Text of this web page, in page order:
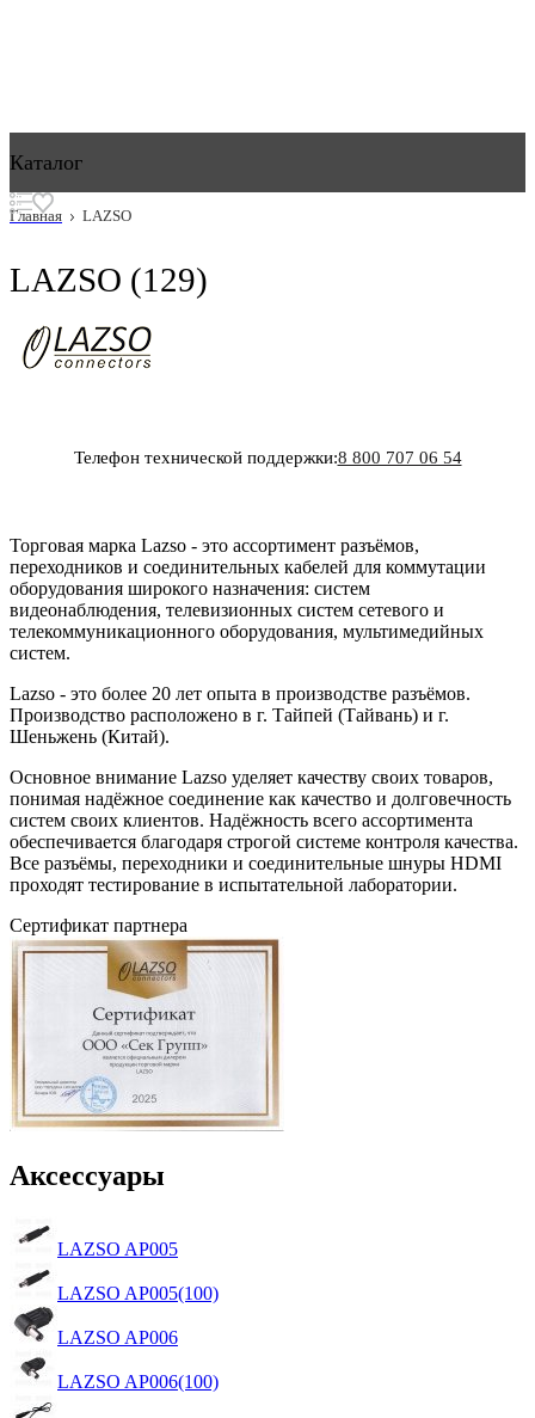
Каталог
Главная LAZSO
LAZSO (129)
Телефон технической поддержки:8 800 707 06 54
Торговая марка Lazso - это ассортимент разъёмов,
переходников и соединительных кабелей для коммутации
оборудования широкого назначения: систем
видеонаблюдения, телевизионных систем сетевого и
телекоммуникационного оборудования, мультимедийных
систем.
Lazso - это более 20 лет опыта в производстве разъёмов.
Производство расположено в г. Тайпей (Тайвань) и г.
Шеньжень (Китай).
Основное внимание Lazso уделяет качеству своих товаров,
понимая надёжное соединение как качество и долговечность
систем своих клиентов. Надёжность всего ассортимента
обеспечивается благодаря строгой системе контроля качества.
Все разъёмы, переходники и соединительные шнуры HDMI
проходят тестирование в испытательной лаборатории.
Сертификат партнера
Аксессуары
LAZSO AP005
LAZSO AP005(100)
LAZSO AP006
LAZSO AP006(100)